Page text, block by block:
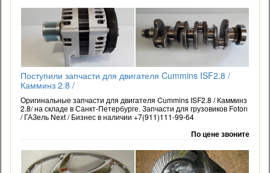
Поступили запчасти для двигателя Cummins ISF2.8 /
Камминз 2.8 /
Оригинальные запчасти для двигателя Cummins ISF2.8 / Камминз
2.8/ на складе в Санкт-Петербурге. Запчасти для грузовиков Foton
/ ГАЗель Next / Бизнес в наличии +7(911)111-99-64
По цене звоните